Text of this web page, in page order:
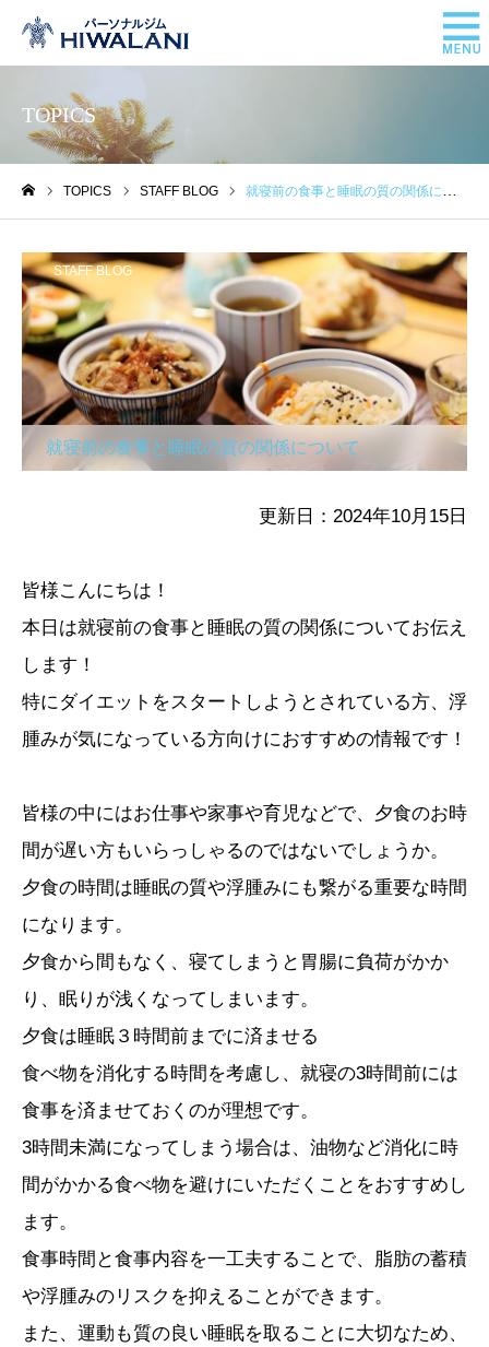
TOPICS
TOPICS STAFF BLOG 就寝前の食事と睡眠の質の関係について
STAFF BLOG
就寝前の食事と睡眠の質の関係について
更新日：2024年10月15日
皆様こんにちは！
本日は就寝前の食事と睡眠の質の関係についてお伝え
します！
特にダイエットをスタートしようとされている方、浮
腫みが気になっている方向けにおすすめの情報です！
皆様の中にはお仕事や家事や育児などで、夕食のお時
間が遅い方もいらっしゃるのではないでしょうか。
夕食の時間は睡眠の質や浮腫みにも繋がる重要な時間
になります。
夕食から間もなく、寝てしまうと胃腸に負荷がかか
り、眠りが浅くなってしまいます。
夕食は睡眠３時間前までに済ませる
食べ物を消化する時間を考慮し、就寝の3時間前には
食事を済ませておくのが理想です。
3時間未満になってしまう場合は、油物など消化に時
間がかかる食べ物を避けにいただくことをおすすめし
ます。
食事時間と食事内容を一工夫することで、脂肪の蓄積
や浮腫みのリスクを抑えることができます。
また、運動も質の良い睡眠を取ることに大切なため、